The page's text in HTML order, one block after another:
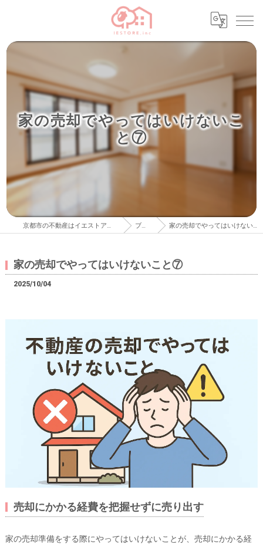
家の売却でやってはいけないこ
と⑦
京都市の不動産はイエストア株式会社 ブログ 家の売却でやってはいけないこと⑦
家の売却でやってはいけないこと⑦
2025/10/04
売却にかかる経費を把握せずに売り出す
家の売却準備をする際にやってはいけないことが、売却にかかる経